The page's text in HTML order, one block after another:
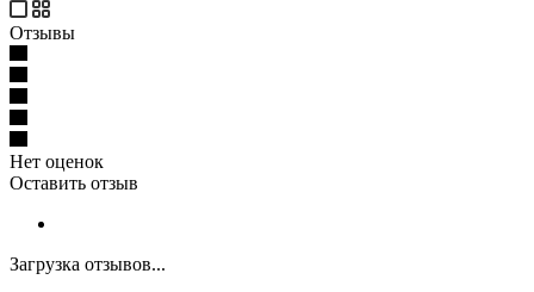
Отзывы
Нет оценок
Оставить отзыв
Загрузка отзывов...